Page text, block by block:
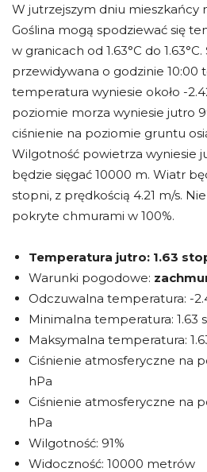
W jutrzejszym dniu mieszkańcy
Goślina mogą spodziewać się
w granicach od 1.63°C do
przewidywana o godzinie 10:00
temperatura wyniesie około -
poziomie morza wyniesie jutro
ciśnienie na poziomie gruntu
Wilgotność powietrza wyniesie
będzie sięgać 10000 m. Wiatr
stopni, z prędkością 4.21 m/s.
pokryte chmurami w 100%.
Temperatura jutro: 1.63
Warunki pogodowe:
Odczuwalna temperatura: -
Minimalna temperatura: 1.63
Maksymalna temperatura:
Ciśnienie atmosferyczne na
hPa
Ciśnienie atmosferyczne na
hPa
Wilgotność: 91%
Widoczność: 10000 metrów